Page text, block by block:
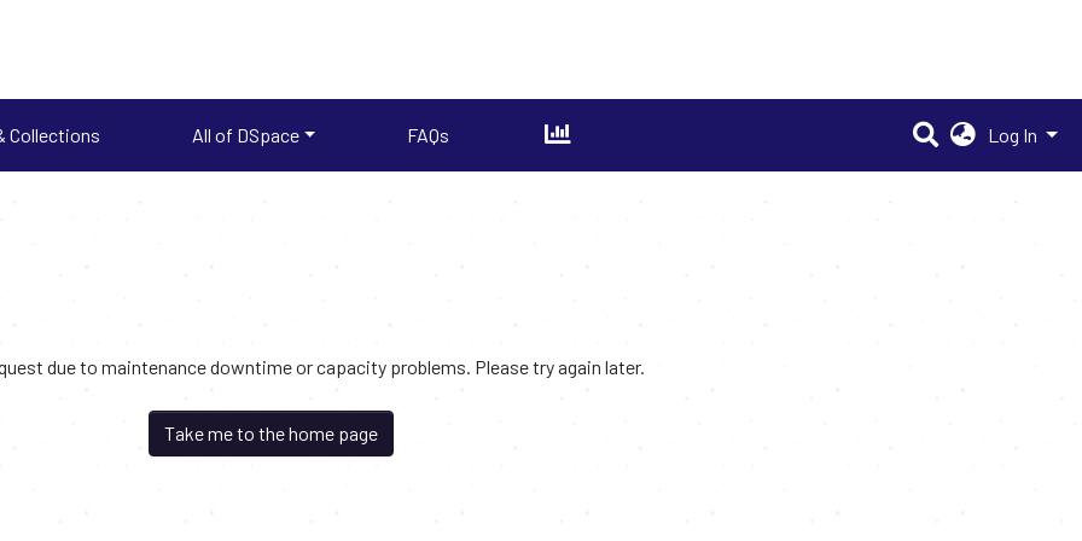
Collections All of DSpace FAQs Log In
due to maintenance downtime or capacity problems. Please try again later.
Take me to the home page